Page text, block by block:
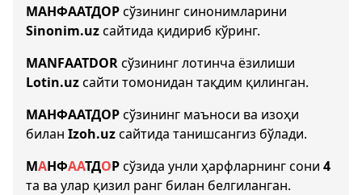
МАНФААТДОРсўзининг синонимларини
Sinonim.uzсайтида қидириб кўринг.
MANFAATDORсўзининг лотинча ёзилиши
Lotin.uzсайти томонидан тақдим қилинган.
МАНФААТДОРсўзининг маъноси ва изоҳи
билан Izoh.uzсайтида танишсангиз бўлади.
МАНФААТДОРсўзида унли ҳарфларнинг сони 4
та ва улар қизил ранг билан белгиланган.